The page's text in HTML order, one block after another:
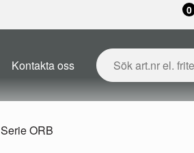
0
Kontakta oss
Serie ORB